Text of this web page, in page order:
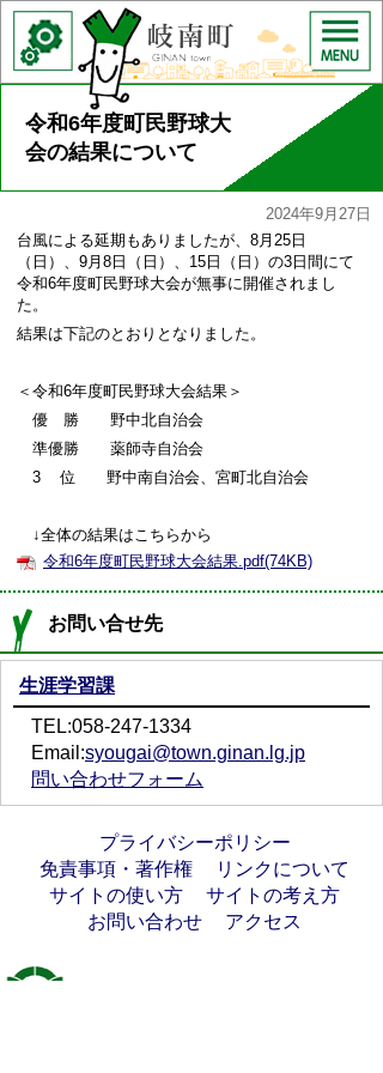
令和6年度町民野球大
会の結果について
2024年9月27日
台風による延期もありましたが、8月25日
（日）、9月8日（日）、15日（日）の3日間にて
令和6年度町民野球大会が無事に開催されまし
た。
結果は下記のとおりとなりました。
＜令和6年度町民野球大会結果＞
優 勝 野中北自治会
準優勝 薬師寺自治会
3 位 野中南自治会、宮町北自治会
↓全体の結果はこちらから
令和6年度町民野球大会結果.pdf(74KB)
お問い合せ先
生涯学習課
TEL:058-247-1334
Email:syougai@town.ginan.lg.jp
問い合わせフォーム
プライバシーポリシー
免責事項・著作権
リンクについて
サイトの使い方
サイトの考え方
お問い合わせ
アクセス